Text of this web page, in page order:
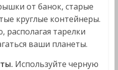
от банок, старые
круглые контейнеры.
тарелки
ваши планеты.
Используйте черную